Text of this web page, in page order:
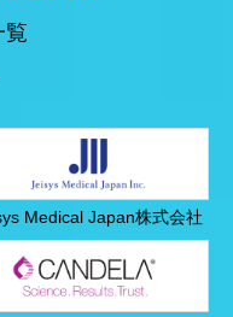
覧
Medical Japan株式会社